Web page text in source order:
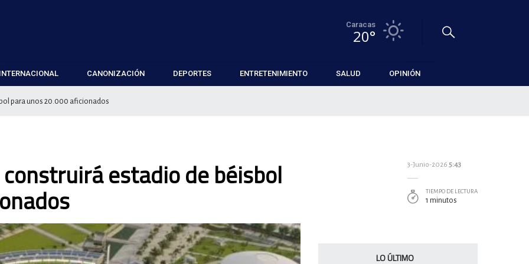
Caracas
20°
CANONIZACIÓN DEPORTES ENTRETENIMIENTO SALUD OPINIÓN
para unos 20.000 aficionados
estadio de béisbol 3-Junio-2026 5:43
TIEMPO DE LECTURA
1 minutos
LO ÚLTIMO